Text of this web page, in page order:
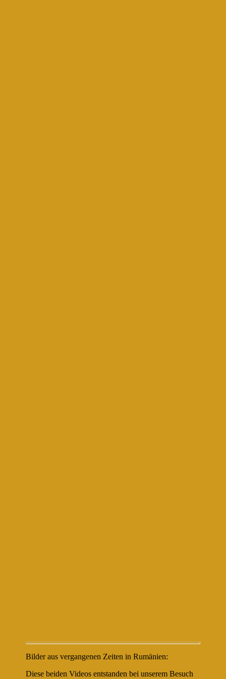
Bilder aus vergangenen Zeiten in Rumänien:
Diese beiden Videos entstanden bei unserem Besuch